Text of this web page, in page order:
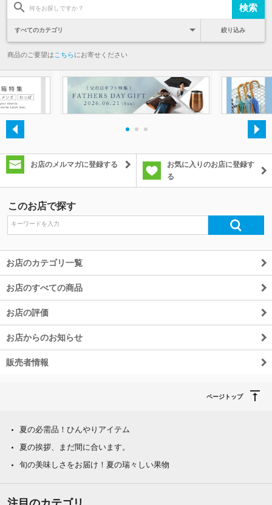
絞り込み
商品のご要望は こちらにお寄せください
お店のメルマガに登録する
お気に入りのお店に登録す
る
このお店で探す
お店のカテゴリ一覧
お店のすべての商品
お店の評価
お店からのお知らせ
販売者情報
ページトップ
夏の必需品！ひんやりアイテム
夏の挨拶、まだ間に合います。
旬の美味しさをお届け！夏の瑞々しい果物